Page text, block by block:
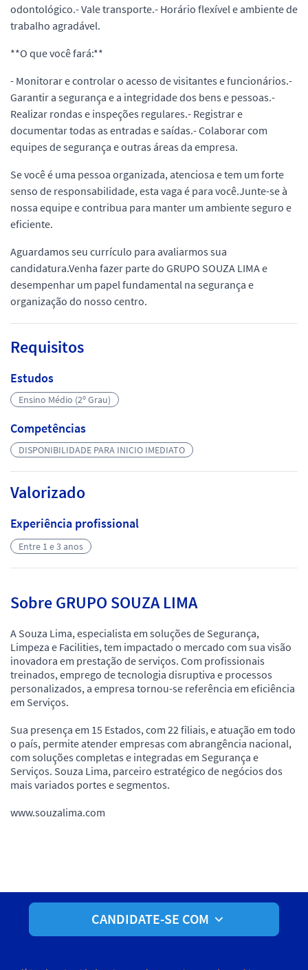
odontológico.- Vale transporte.- Horário flexível e ambiente de
trabalho agradável.
**O que você fará:**
- Monitorar e controlar o acesso de visitantes e funcionários.-
Garantir a segurança e a integridade dos bens e pessoas.-
Realizar rondas e inspeções regulares.- Registrar e
documentar todas as entradas e saídas.- Colaborar com
equipes de segurança e outras áreas da empresa.
Se você é uma pessoa organizada, atenciosa e tem um forte
senso de responsabilidade, esta vaga é para você.Junte-se à
nossa equipe e contribua para manter um ambiente seguro e
eficiente.
Aguardamos seu currículo para avaliarmos sua
candidatura.Venha fazer parte do GRUPO SOUZA LIMA e
desempenhar um papel fundamental na segurança e
organização do nosso centro.
Requisitos
Estudos
Ensino Médio (2º Grau)
Competências
DISPONIBILIDADE PARA INICIO IMEDIATO
Valorizado
Experiência profissional
Entre 1 e 3 anos
Sobre GRUPO SOUZA LIMA
A Souza Lima, especialista em soluções de Segurança,
Limpeza e Facilities, tem impactado o mercado com sua visão
inovadora em prestação de serviços. Com profissionais
treinados, emprego de tecnologia disruptiva e processos
personalizados, a empresa tornou-se referência em eficiência
em Serviços.
Sua presença em 15 Estados, com 22 filiais, e atuação em todo
o país, permite atender empresas com abrangência nacional,
com soluções completas e integradas em Segurança e
Serviços. Souza Lima, parceiro estratégico de negócios dos
mais variados portes e segmentos.
www.souzalima.com
CANDIDATE-SE COM